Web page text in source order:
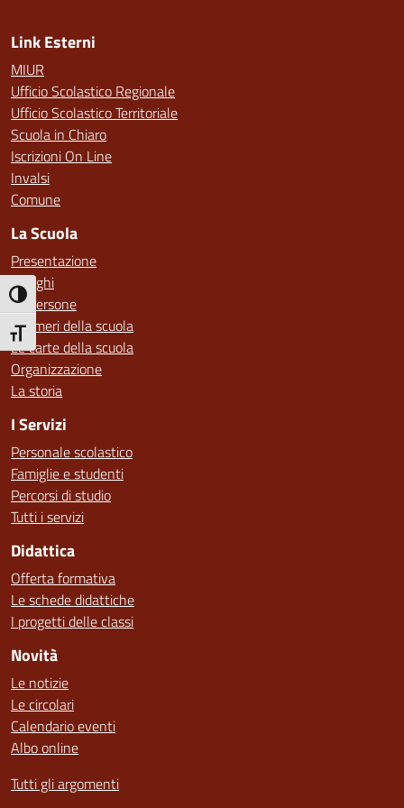
Attiva/disattiva alto contrasto
Attiva/disattiva dimensione testo
Link Esterni
MIUR
Ufficio Scolastico Regionale
Ufficio Scolastico Territoriale
Scuola in Chiaro
Iscrizioni On Line
Invalsi
Comune
La Scuola
Presentazione
I luoghi
Le persone
I numeri della scuola
Le carte della scuola
Organizzazione
La storia
I Servizi
Personale scolastico
Famiglie e studenti
Percorsi di studio
Tutti i servizi
Didattica
Offerta formativa
Le schede didattiche
I progetti delle classi
Novità
Le notizie
Le circolari
Calendario eventi
Albo online
Tutti gli argomenti